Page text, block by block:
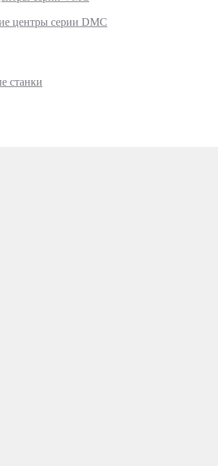
центры серии DMC
станки